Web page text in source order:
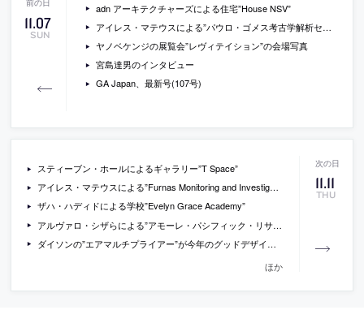
11.07
SUN
adn アーキテクチャーズによる住宅”House NSV”
アイレス・マテウスによる”パウロ・ゴメス考古学解析センター”
ヤノベケンジの展覧会”レヴィテイション”の会場写真
宮島達男のインタビュー
GA Japan、最新号(107号)
11.11
THU
スティーブン・ホールによるギャラリー”T Space”
アイレス・マテウスによる”Furnas Monitoring and Investigation Centre”
ザハ・ハディドによる学校”Evelyn Grace Academy”
アルヴァロ・シザらによる”アモーレ・パシフィック・リサーチ&デザイン・センター”
ダイソンの”エアマルチプライアー”が今年のグッドデザイン大賞に
ほか